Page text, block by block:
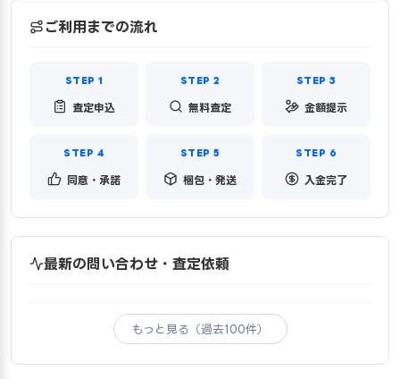
ご利用までの流れ
査定申込 無料査定 金額提示
同意・承諾 梱包・発送 入金完了
最新の問い合わせ・査定依頼
もっと見る（過去100件）